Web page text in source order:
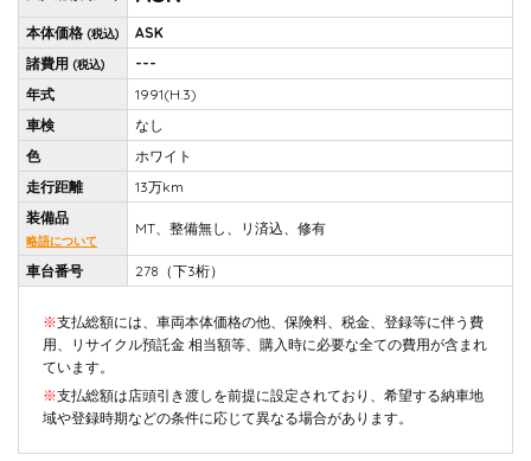
本体価格 (税込)
ASK
諸費用 (税込)
---
年式
1991(H.3)
車検
なし
色
ホワイト
走行距離
13万km
装備品
略語について
MT、整備無し、リ済込、修有
車台番号 278（下3桁）
※支払総額には、車両本体価格の他、保険料、税金、登録等に伴う費
用、リサイクル預託金 相当額等、購入時に必要な全ての費用が含まれ
ています。
※支払総額は店頭引き渡しを前提に設定されており、希望する納車地
域や登録時期などの条件に応じて異なる場合があります。